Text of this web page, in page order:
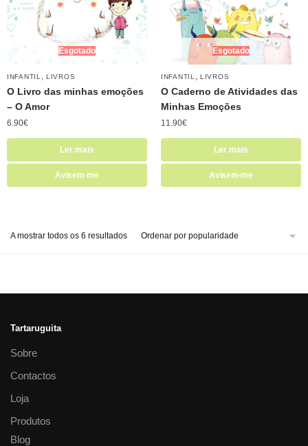
Esgotado
INFANTIL ,LIVROS
O Livro das minhas emoções
– O Amor
6.90€
Ler mais
Avisem-me
Esgotado
INFANTIL ,LIVROS
O Caderno de Atividades das
Minhas Emoções
11.90€
Ler mais
Avisem-me
A mostrar todos os 6 resultados
Tartaruguita
Sobre
Contactos
Loja
Produtos
Blog